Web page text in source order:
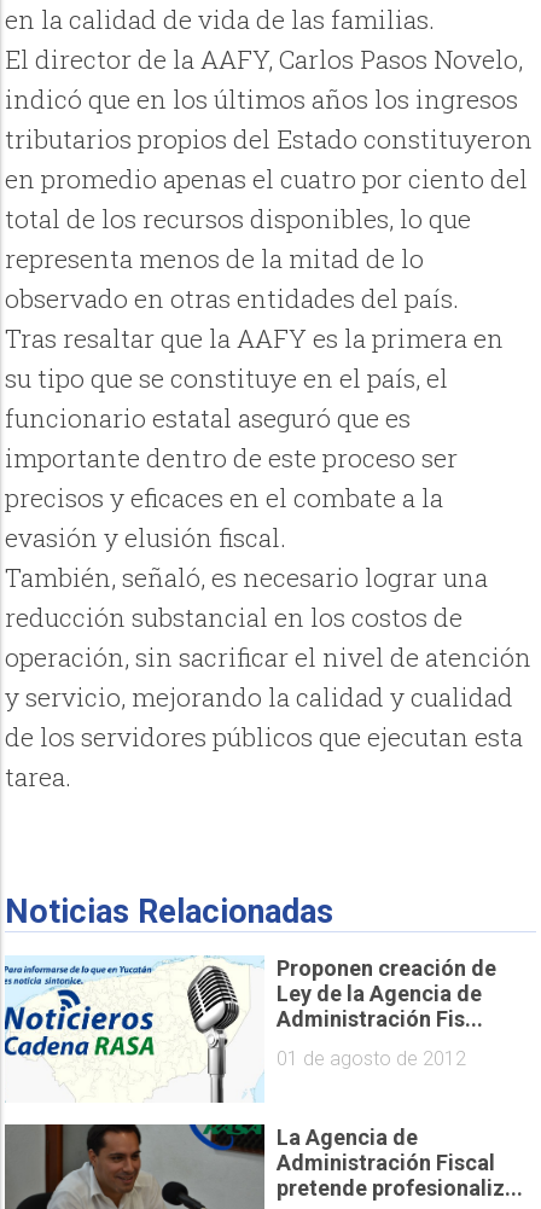
en la calidad de vida de las familias.
El director de la AAFY, Carlos Pasos Novelo,
indicó que en los últimos años los ingresos
tributarios propios del Estado constituyeron
en promedio apenas el cuatro por ciento del
total de los recursos disponibles, lo que
representa menos de la mitad de lo
observado en otras entidades del país.
Tras resaltar que la AAFY es la primera en
su tipo que se constituye en el país, el
funcionario estatal aseguró que es
importante dentro de este proceso ser
precisos y eficaces en el combate a la
evasión y elusión fiscal.
También, señaló, es necesario lograr una
reducción substancial en los costos de
operación, sin sacrificar el nivel de atención
y servicio, mejorando la calidad y cualidad
de los servidores públicos que ejecutan esta
tarea.
Noticias Relacionadas
Proponen creación de
Ley de la Agencia de
Administración Fis...
01 de agosto de 2012
La Agencia de
Administración Fiscal
pretende profesionaliz...